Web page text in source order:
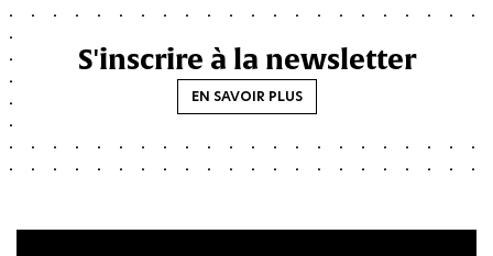
S'inscrire à la newsletter
EN SAVOIR PLUS